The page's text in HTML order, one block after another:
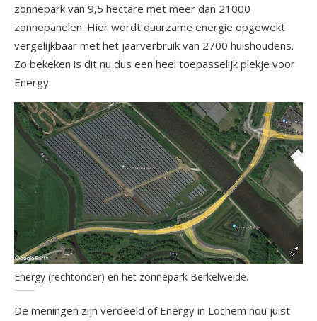
zonnepark van 9,5 hectare met meer dan 21000
zonnepanelen. Hier wordt duurzame energie opgewekt
vergelijkbaar met het jaarverbruik van 2700 huishoudens.
Zo bekeken is dit nu dus een heel toepasselijk plekje voor
Energy.
Energy (rechtonder) en het zonnepark Berkelweide.
De meningen zijn verdeeld of Energy in Lochem nou juist